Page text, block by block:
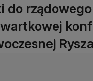
do